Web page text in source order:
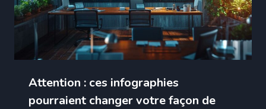
Attention : ces infographies
pourraient changer votre façon de